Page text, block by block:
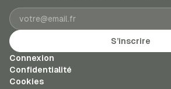
Adresse e-mail
S’inscrire
Connexion
Confidentialité
Cookies